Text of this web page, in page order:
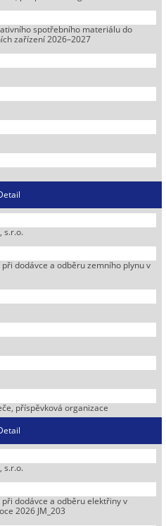
spotřebního materiálu do
zařízení 2026–2027
s.r.o.
dodávce a odběru zemního plynu v
příspěvková organizace
s.r.o.
dodávce a odběru elektřiny v
2026 JM_203